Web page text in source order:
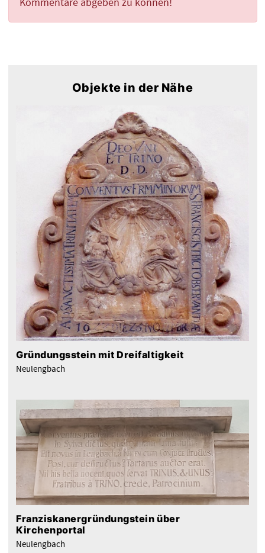
Kommentare abgeben zu können!
Objekte in der Nähe
Gründungsstein mit Dreifaltigkeit
Neulengbach
Franziskanergründungstein über
Kirchenportal
Neulengbach